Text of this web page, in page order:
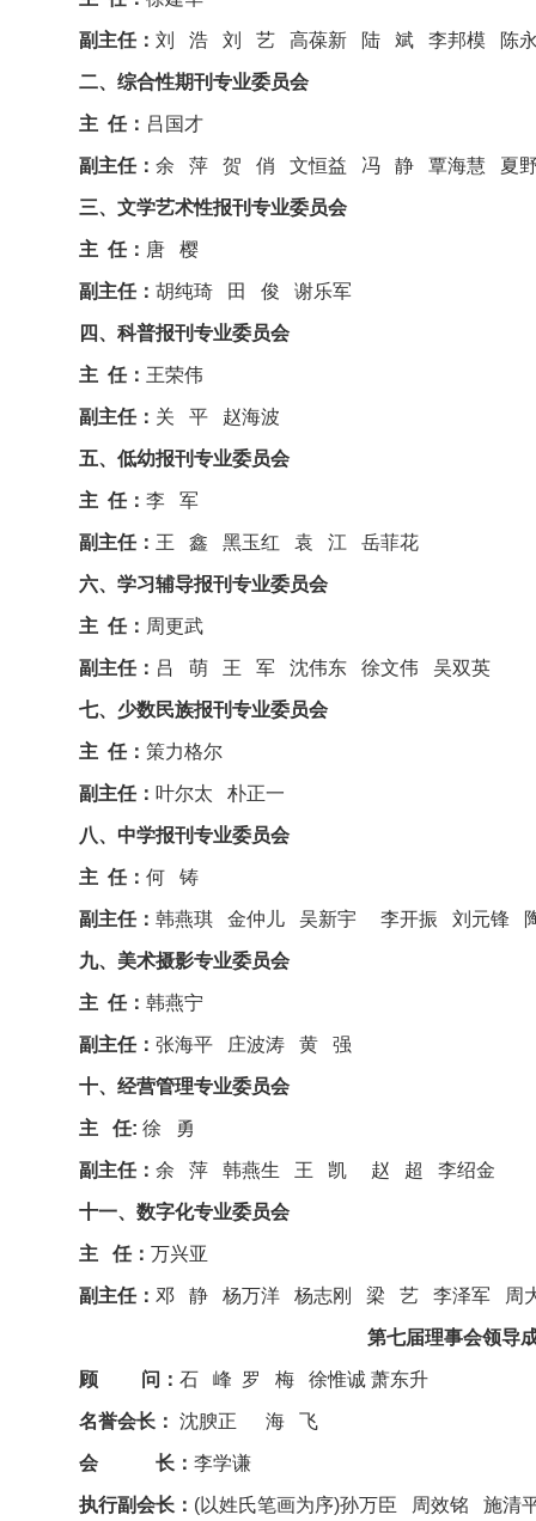
副主任：刘 浩 刘 艺 高葆新 陆 斌 李邦模 陈
二、综合性期刊专业委员会
主 任： 吕国才
副主任：余 萍 贺 俏 文恒益 冯 静 覃海慧 夏
三、文学艺术性报刊专业委员会
主 任： 唐 樱
副主任：胡纯琦 田 俊 谢乐军
四、科普报刊专业委员会
主 任： 王荣伟
副主任： 关 平 赵海波
五、低幼报刊专业委员会
主 任：李 军
副主任： 王 鑫 黑玉红 袁 江 岳菲花
六、学习辅导报刊专业委员会
主 任： 周更武
副主任： 吕 萌 王 军 沈伟东 徐文伟 吴双英
七、少数民族报刊专业委员会
主 任：策力格尔
副主任： 叶尔太 朴正一
八、中学报刊专业委员会
主 任：何 铸
副主任：韩燕琪 金仲儿 吴新宇 李开振 刘元锋
九、美术摄影专业委员会
主 任：韩燕宁
副主任：张海平 庄波涛 黄 强
十、经营管理专业委员会
主 任:徐 勇
副主任：余 萍 韩燕生 王 凯 赵 超 李绍金
十一、数字化专业委员会
主 任：万兴亚
副主任：邓 静 杨万洋 杨志刚 梁 艺 李泽军 周
第七届理事会领导
顾 问：石 峰 罗 梅 徐惟诚 萧东升
名誉会长：沈腴正 海 飞
会 长：李学谦
执行副会长： (以姓氏笔画为序)孙万臣 周效铭 施清